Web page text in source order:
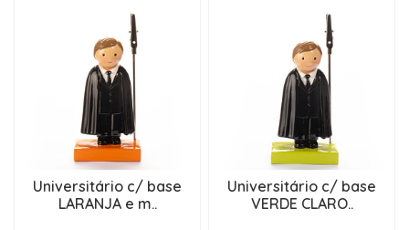
Universitário c/ base
LARANJA e m..
Universitário c/ base
VERDE CLARO..